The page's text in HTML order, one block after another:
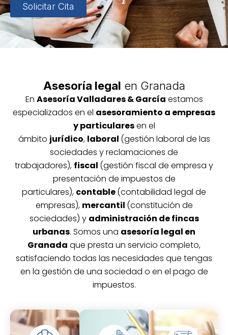
Solicitar Cita
Asesoría legal en Granada
En AsesoríaValladares & García estamos
especializados en el asesoramiento a empresas
y particularesen el
ámbito jurídico, laboral (gestión laboral de las
sociedades y reclamaciones de
trabajadores), fiscal (gestión fiscal de empresa y
presentación de impuestos de
particulares), contable(contabilidad legal de
empresas), mercantil (constitución de
sociedades) y administración de fincas
urbanas. Somos una asesoría legal en
Granada que presta un servicio completo,
satisfaciendo todas las necesidades que tengas
en la gestión de una sociedad o en el pago de
impuestos.